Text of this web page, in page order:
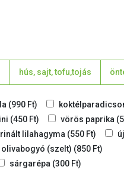
hús, sajt, tofu,tojás
(990 Ft)
(450 Ft) vörös paprika (
lilahagyma (550 Ft)
olivabogyó (szelt) (850 Ft)
sárgarépa (300 Ft)